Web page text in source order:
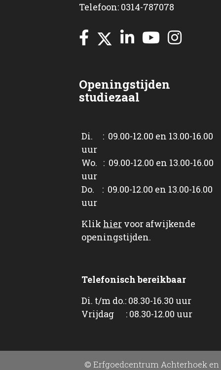
Telefoon: 0314-787078
Openingstijden
studiezaal
Di. : 09.00-12.00 en 13.00-16.00
uur
Wo. : 09.00-12.00 en 13.00-16.00
uur
Do. : 09.00-12.00 en 13.00-16.00
uur
Klik hier voor afwijkende
openingstijden.
Telefonisch bereikbaar
Di. t/m do.: 08.30-16.30 uur
Vrijdag : 08.30-12.00 uur
© Erfgoedcentrum Achterhoek en